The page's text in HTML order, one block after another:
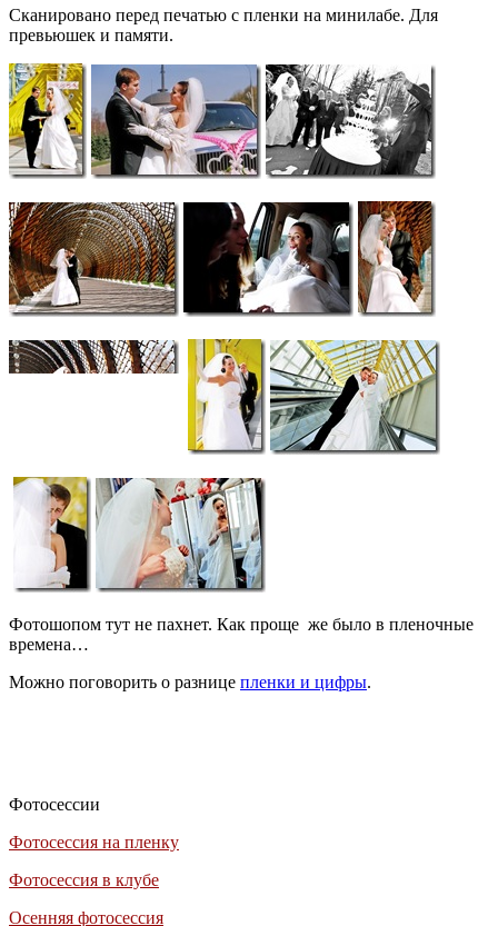
Сканировано перед печатью с пленки на минилабе. Для
превьюшек и памяти.
Фотошопом тут не пахнет. Как проще же было в пленочные
времена…
Можно поговорить о разнице пленки и цифры.
Фотосессии
Фотосессия на пленку
Фотосессия в клубе
Осенняя фотосессия